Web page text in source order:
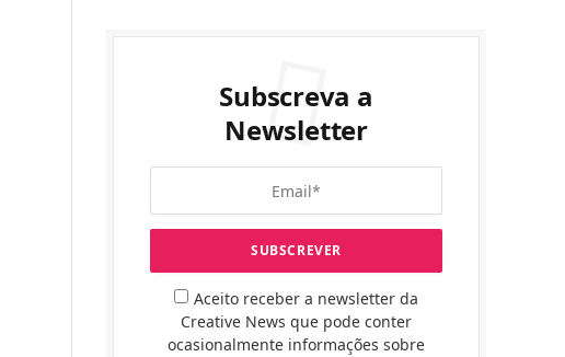
Subscreva a
Newsletter
Aceito receber a newsletter da
Creative News que pode conter
ocasionalmente informações sobre